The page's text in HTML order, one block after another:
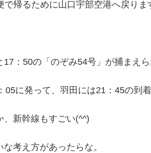
帰るために山口宇部空港へ戻りま
：50の「のぞみ54号」が捕まえ
に発って、羽田には21：45の到着
、新幹線もすごい(^^)
考え方があったらな。